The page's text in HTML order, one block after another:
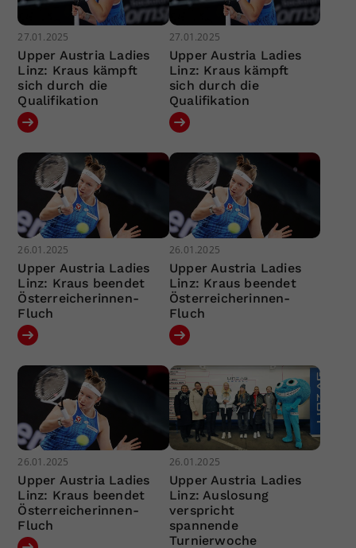
27.01.2025
Upper Austria Ladies
Linz: Kraus kämpft
sich durch die
Qualifikation
27.01.2025
Upper Austria Ladies
Linz: Kraus kämpft
sich durch die
Qualifikation
26.01.2025
Upper Austria Ladies
Linz: Kraus beendet
Österreicherinnen-
Fluch
26.01.2025
Upper Austria Ladies
Linz: Kraus beendet
Österreicherinnen-
Fluch
26.01.2025
Upper Austria Ladies
Linz: Kraus beendet
Österreicherinnen-
Fluch
26.01.2025
Upper Austria Ladies
Linz: Auslosung
verspricht
spannende
Turnierwoche